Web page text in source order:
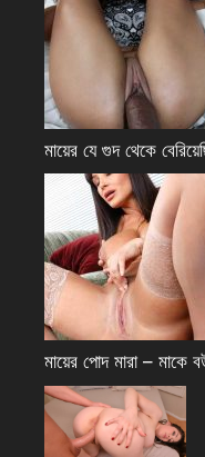
মায়ের যে গুদ থেকে
মায়ের পোদ মারা – মাকে